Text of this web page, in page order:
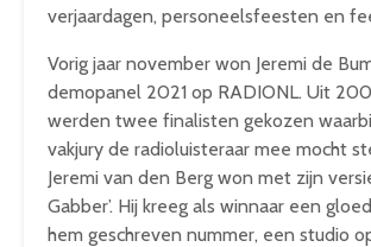
verjaardagen, personeelsfeesten en
Vorig jaar november won Jeremi de
demopanel 2021 op RADIONL. Uit 200
werden twee finalisten gekozen
vakjury de radioluisteraar mee mocht
Jeremi van den Berg won met zijn
Gabber’. Hij kreeg als winnaar een
hem geschreven nummer, een studio